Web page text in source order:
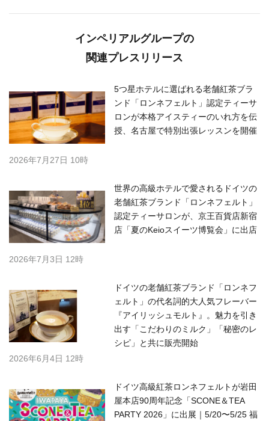
インペリアルグループの
関連プレスリリース
5つ星ホテルに選ばれる老舗紅茶ブラ
ンド「ロンネフェルト」認定ティーサ
ロンが本格アイスティーのいれ方を伝
授、名古屋で特別出張レッスンを開催
2026年7月27日 10時
世界の高級ホテルで愛されるドイツの
老舗紅茶ブランド「ロンネフェルト」
認定ティーサロンが、京王百貨店新宿
店「夏のKeioスイーツ博覧会」に出店
2026年7月3日 12時
ドイツの老舗紅茶ブランド「ロンネフ
ェルト」の代名詞的大人気フレーバー
『アイリッシュモルト』。魅力を引き
出す「こだわりのミルク」「秘密のレ
シピ」と共に販売開始
2026年6月4日 12時
ドイツ高級紅茶ロンネフェルトが岩田
屋本店90周年記念「SCONE＆TEA
PARTY 2026」に出展｜5/20〜5/25 福